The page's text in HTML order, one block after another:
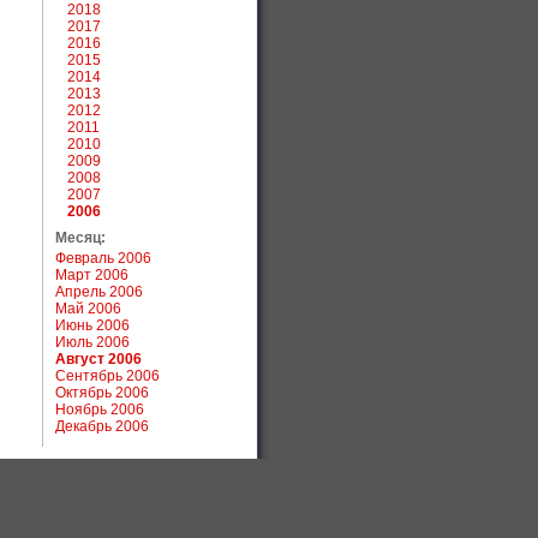
2018
2017
2016
2015
2014
2013
2012
2011
2010
2009
2008
2007
2006
Месяц:
Февраль 2006
Март 2006
Апрель 2006
Май 2006
Июнь 2006
Июль 2006
Август 2006
Сентябрь 2006
Октябрь 2006
Ноябрь 2006
Декабрь 2006